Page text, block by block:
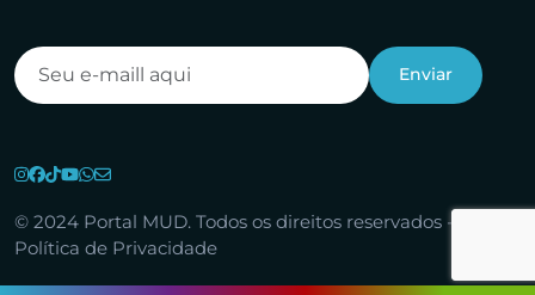
© 2024 Portal MUD. Todos os direitos reservados -
Política de Privacidade